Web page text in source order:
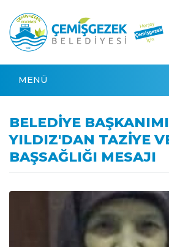
MENÜ
BELEDİYE
YILDIZ'DAN TAZİYE
BAŞSAĞLIĞI MESAJI